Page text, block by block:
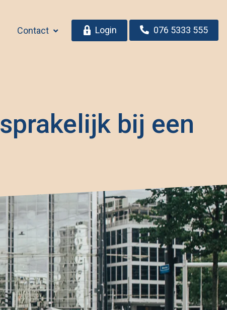
Contact Login 076 5333 555
bij een